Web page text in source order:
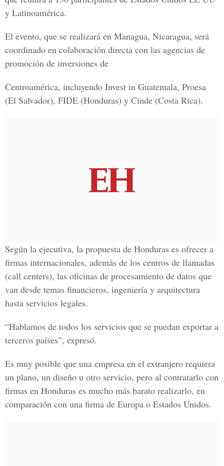
y Latinoamérica.
El evento, que se realizará en Managua, Nicaragua, será
coordinado en colaboración directa con las agencias de
promoción de inversiones de
Centroamérica, incluyendo Invest in Guatemala, Proesa
(El Salvador), FIDE (Honduras) y Cinde (Costa Rica).
Según la ejecutiva, la propuesta de Honduras es ofrecer a
firmas internacionales, además de los centros de llamadas
(call centers), las oficinas de procesamiento de datos que
van desde temas financieros, ingeniería y arquitectura
hasta servicios legales.
“Hablamos de todos los servicios que se puedan exportar a
terceros países”, expresó.
Es muy posible que una empresa en el extranjero requiera
un plano, un diseño u otro servicio, pero al contratarlo con
firmas en Honduras es mucho más barato realizarlo, en
comparación con una firma de Europa o Estados Unidos.